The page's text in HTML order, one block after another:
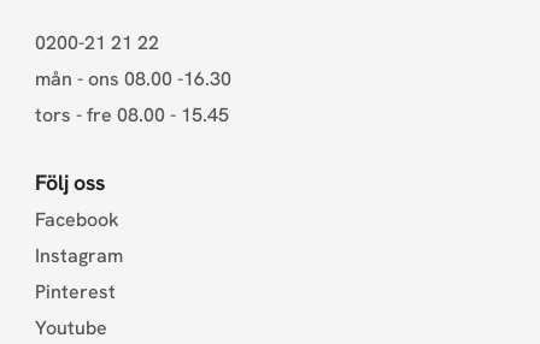
0200-21 21 22
mån - ons 08.00 -16.30
tors - fre 08.00 - 15.45
Följ oss
Facebook
Instagram
Pinterest
Youtube